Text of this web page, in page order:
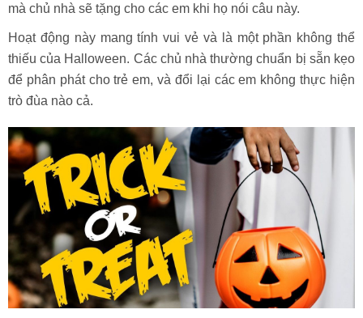
mà chủ nhà sẽ tặng cho các em khi họ nói câu này.
Hoạt động này mang tính vui vẻ và là một phần không thể
thiếu của Halloween. Các chủ nhà thường chuẩn bị sẵn kẹo
để phân phát cho trẻ em, và đổi lại các em không thực hiện
trò đùa nào cả.